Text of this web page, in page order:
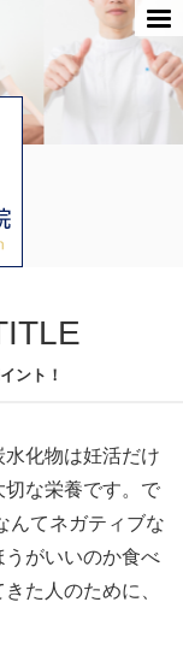
ント！
化物は妊活だけ
切な栄養です。で
んてネガティブな
がいいのか食べ
た人のために、